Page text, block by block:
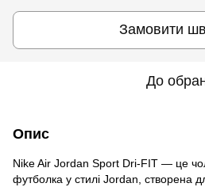
Замовити
До
Опис
Nike Air Jordan Sport Dri-FIT — це
футболка у стилі Jordan, створена